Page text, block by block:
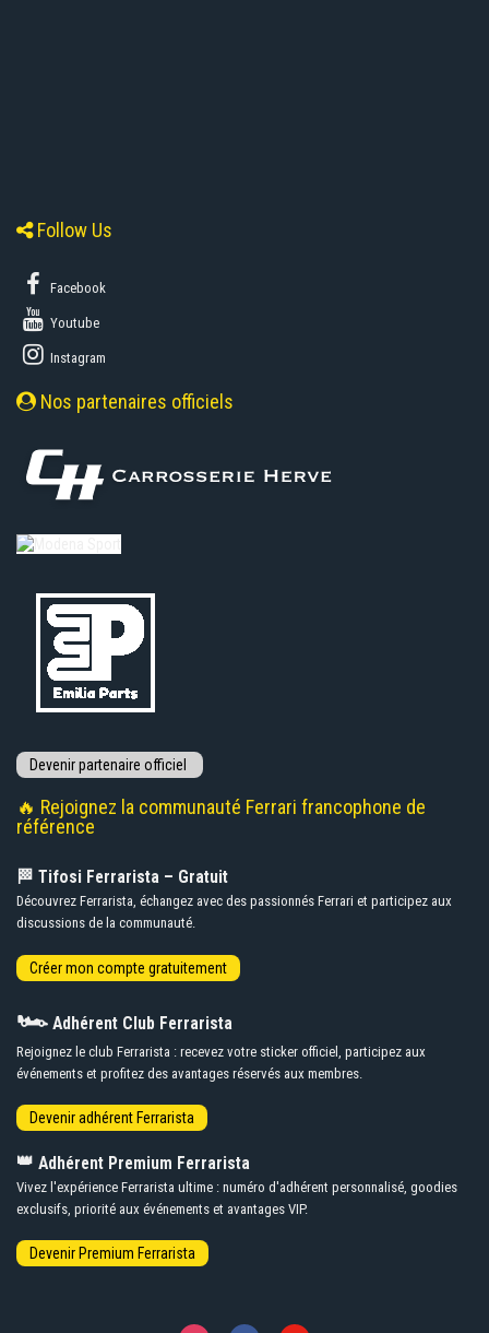
Follow Us
Facebook
Youtube
Instagram
Nos partenaires officiels
🔥 Rejoignez la communauté Ferrari francophone de
référence
🏁 Tifosi Ferrarista – Gratuit
Découvrez Ferrarista, échangez avec des passionnés Ferrari et participez aux
discussions de la communauté.
🏎️ Adhérent Club Ferrarista
Rejoignez le club Ferrarista : recevez votre sticker officiel, participez aux
événements et profitez des avantages réservés aux membres.
👑 Adhérent Premium Ferrarista
Vivez l'expérience Ferrarista ultime : numéro d'adhérent personnalisé, goodies
exclusifs, priorité aux événements et avantages VIP.